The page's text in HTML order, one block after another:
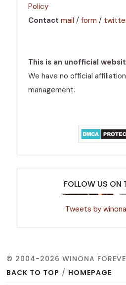
Policy
Contact mail /form /
This is an unofficial
We have no official
management.
FOLLOW US ON
Tweets by
© 2004-2026 WINONA
BACK TO TOP / HOMEPAGE